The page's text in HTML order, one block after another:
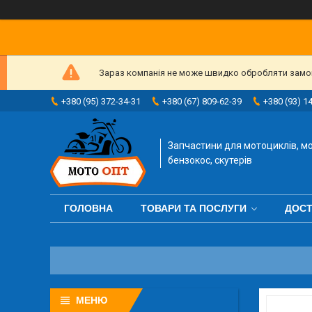
Зараз компанія не може швидко обробляти
+380 (95) 372-34-31 +380 (67) 809-62-39 +380 (93)
Запчастини для мотоциклів,
бензокос, скутерів
ГОЛОВНА ТОВАРИ ТА ПОСЛУГИ